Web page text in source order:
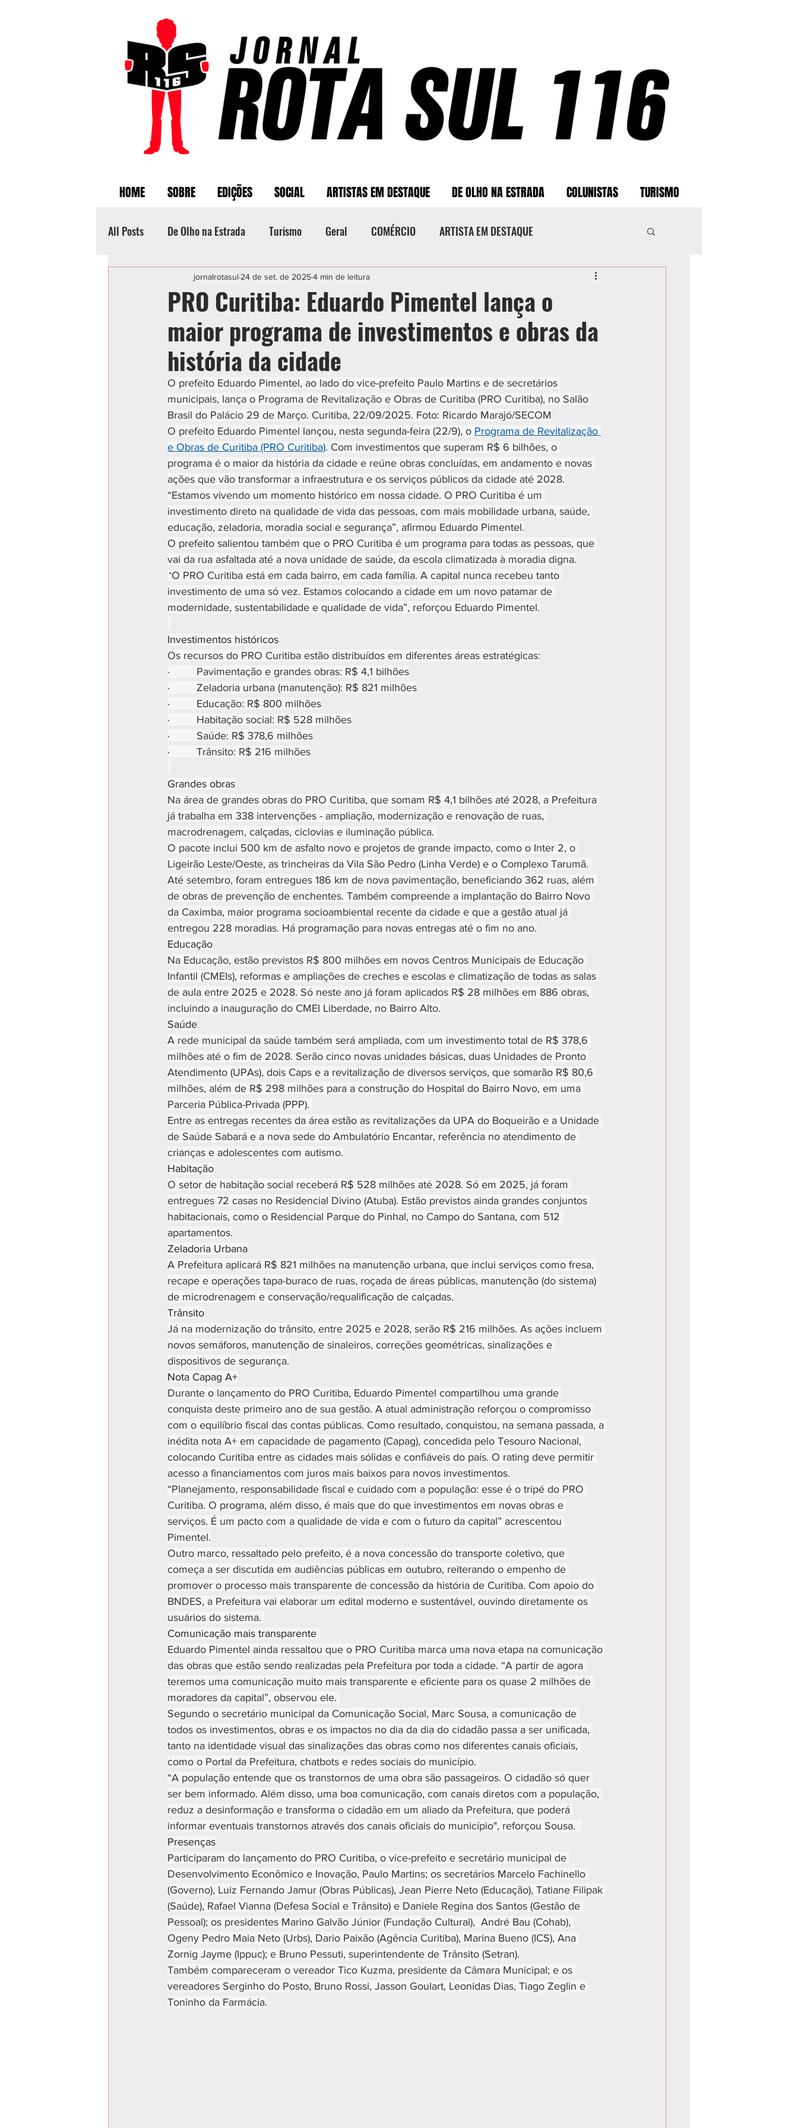
HOME SOBRE EDIÇÕES SOCIAL ARTISTAS EM DESTAQUE DE OLHO NA ESTRADA COLUNISTAS TURISMO
All Posts De Olho na Estrada Turismo Geral COMÉRCIO ARTISTA EM DESTAQUE
Categoria sem título POLICIAL ESPORTE CIDADES
PRO Curitiba: Eduardo Pimentel lança o
maior programa de investimentos e obras da
história da cidade
jornalrotasul 24 de set. de 20254 min de leitura
O prefeito Eduardo Pimentel, ao lado do vice-prefeito Paulo Martins e de secretários
municipais, lança o Programa de Revitalização e Obras de Curitiba (PRO Curitiba), no Salão
Brasil do Palácio 29 de Março. Curitiba, 22/09/2025. Foto: Ricardo Marajó/SECOM
O prefeito Eduardo Pimentel lançou, nesta segunda-feira (22/9), o Programa de Revitalização
e Obras de Curitiba (PRO Curitiba). Com investimentos que superam R$ 6 bilhões, o
programa é o maior da história da cidade e reúne obras concluídas, em andamento e novas
ações que vão transformar a infraestrutura e os serviços públicos da cidade até 2028.
“Estamos vivendo um momento histórico em nossa cidade. O PRO Curitiba é um
investimento direto na qualidade de vida das pessoas, com mais mobilidade urbana, saúde,
educação, zeladoria, moradia social e segurança”, afirmou Eduardo Pimentel.
O prefeito salientou também que o PRO Curitiba é um programa para todas as pessoas, que
vai da rua asfaltada até a nova unidade de saúde, da escola climatizada à moradia digna.
“O PRO Curitiba está em cada bairro, em cada família. A capital nunca recebeu tanto
investimento de uma só vez. Estamos colocando a cidade em um novo patamar de
modernidade, sustentabilidade e qualidade de vida”, reforçou Eduardo Pimentel.
Investimentos históricos
Os recursos do PRO Curitiba estão distribuídos em diferentes áreas estratégicas:
·         Pavimentação e grandes obras: R$ 4,1 bilhões
·         Zeladoria urbana (manutenção): R$ 821 milhões
·         Educação: R$ 800 milhões
·         Habitação social: R$ 528 milhões
·         Saúde: R$ 378,6 milhões
·         Trânsito: R$ 216 milhões
Grandes obras
Na área de grandes obras do PRO Curitiba, que somam R$ 4,1 bilhões até 2028, a Prefeitura
já trabalha em 338 intervenções - ampliação, modernização e renovação de ruas,
macrodrenagem, calçadas, ciclovias e iluminação pública.
O pacote inclui 500 km de asfalto novo e projetos de grande impacto, como o Inter 2, o
Ligeirão Leste/Oeste, as trincheiras da Vila São Pedro (Linha Verde) e o Complexo Tarumã.
Até setembro, foram entregues 186 km de nova pavimentação, beneficiando 362 ruas, além
de obras de prevenção de enchentes. Também compreende a implantação do Bairro Novo
da Caximba, maior programa socioambiental recente da cidade e que a gestão atual já
entregou 228 moradias. Há programação para novas entregas até o fim no ano.
Educação
Na Educação, estão previstos R$ 800 milhões em novos Centros Municipais de Educação
Infantil (CMEIs), reformas e ampliações de creches e escolas e climatização de todas as salas
de aula entre 2025 e 2028. Só neste ano já foram aplicados R$ 28 milhões em 886 obras,
incluindo a inauguração do CMEI Liberdade, no Bairro Alto.
Saúde
A rede municipal da saúde também será ampliada, com um investimento total de R$ 378,6
milhões até o fim de 2028. Serão cinco novas unidades básicas, duas Unidades de Pronto
Atendimento (UPAs), dois Caps e a revitalização de diversos serviços, que somarão R$ 80,6
milhões, além de R$ 298 milhões para a construção do Hospital do Bairro Novo, em uma
Parceria Pública-Privada (PPP).
Entre as entregas recentes da área estão as revitalizações da UPA do Boqueirão e a Unidade
de Saúde Sabará e a nova sede do Ambulatório Encantar, referência no atendimento de
crianças e adolescentes com autismo.
Habitação
O setor de habitação social receberá R$ 528 milhões até 2028. Só em 2025, já foram
entregues 72 casas no Residencial Divino (Atuba). Estão previstos ainda grandes conjuntos
habitacionais, como o Residencial Parque do Pinhal, no Campo do Santana, com 512
apartamentos.
Zeladoria Urbana
A Prefeitura aplicará R$ 821 milhões na manutenção urbana, que inclui serviços como fresa,
recape e operações tapa-buraco de ruas, roçada de áreas públicas, manutenção (do sistema)
de microdrenagem e conservação/requalificação de calçadas.
Trânsito
Já na modernização do trânsito, entre 2025 e 2028, serão R$ 216 milhões. As ações incluem
novos semáforos, manutenção de sinaleiros, correções geométricas, sinalizações e
dispositivos de segurança.
Nota Capag A+
Durante o lançamento do PRO Curitiba, Eduardo Pimentel compartilhou uma grande
conquista deste primeiro ano de sua gestão. A atual administração reforçou o compromisso
com o equilíbrio fiscal das contas públicas. Como resultado, conquistou, na semana passada, a
inédita nota A+ em capacidade de pagamento (Capag), concedida pelo Tesouro Nacional,
colocando Curitiba entre as cidades mais sólidas e confiáveis do país. O rating deve permitir
acesso a financiamentos com juros mais baixos para novos investimentos.
“Planejamento, responsabilidade fiscal e cuidado com a população: esse é o tripé do PRO
Curitiba. O programa, além disso, é mais que do que investimentos em novas obras e
serviços. É um pacto com a qualidade de vida e com o futuro da capital” acrescentou
Pimentel.
Outro marco, ressaltado pelo prefeito, é a nova concessão do transporte coletivo, que
começa a ser discutida em audiências públicas em outubro, reiterando o empenho de
promover o processo mais transparente de concessão da história de Curitiba. Com apoio do
BNDES, a Prefeitura vai elaborar um edital moderno e sustentável, ouvindo diretamente os
usuários do sistema.
Comunicação mais transparente
Eduardo Pimentel ainda ressaltou que o PRO Curitiba marca uma nova etapa na comunicação
das obras que estão sendo realizadas pela Prefeitura por toda a cidade. “A partir de agora
teremos uma comunicação muito mais transparente e eficiente para os quase 2 milhões de
moradores da capital”, observou ele.
Segundo o secretário municipal da Comunicação Social, Marc Sousa, a comunicação de
todos os investimentos, obras e os impactos no dia da dia do cidadão passa a ser unificada,
tanto na identidade visual das sinalizações das obras como nos diferentes canais oficiais,
como o Portal da Prefeitura, chatbots e redes sociais do município.
“A população entende que os transtornos de uma obra são passageiros. O cidadão só quer
ser bem informado. Além disso, uma boa comunicação, com canais diretos com a população,
reduz a desinformação e transforma o cidadão em um aliado da Prefeitura, que poderá
informar eventuais transtornos através dos canais oficiais do município", reforçou Sousa.
Presenças
Participaram do lançamento do PRO Curitiba, o vice-prefeito e secretário municipal de
Desenvolvimento Econômico e Inovação, Paulo Martins; os secretários Marcelo Fachinello
(Governo), Luiz Fernando Jamur (Obras Públicas), Jean Pierre Neto (Educação), Tatiane Filipak
(Saúde), Rafael Vianna (Defesa Social e Trânsito) e Daniele Regina dos Santos (Gestão de
Pessoal); os presidentes Marino Galvão Júnior (Fundação Cultural),  André Bau (Cohab),
Ogeny Pedro Maia Neto (Urbs), Dario Paixão (Agência Curitiba), Marina Bueno (ICS), Ana
Zornig Jayme (Ippuc); e Bruno Pessuti, superintendente de Trânsito (Setran).
Também compareceram o vereador Tico Kuzma, presidente da Câmara Municipal; e os
vereadores Serginho do Posto, Bruno Rossi, Jasson Goulart, Leonidas Dias, Tiago Zeglin e
Toninho da Farmácia.